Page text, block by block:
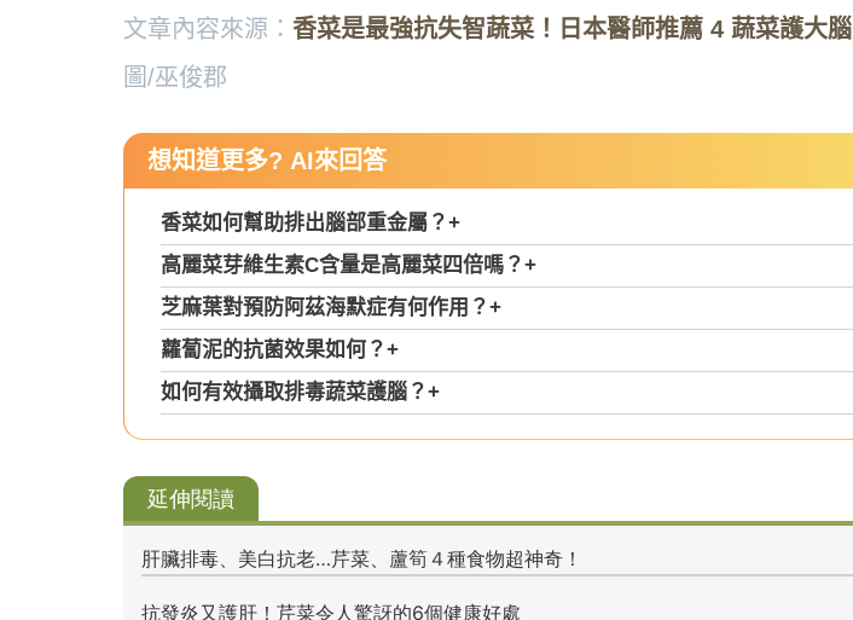
文章內容來源： 香菜是最強抗失智蔬菜！日本醫師推薦 4 蔬菜護大腦
圖/巫俊郡
想知道更多? AI來回答
香菜如何幫助排出腦部重金屬？+
高麗菜芽維生素C含量是高麗菜四倍嗎？+
芝麻葉對預防阿茲海默症有何作用？+
蘿蔔泥的抗菌效果如何？+
如何有效攝取排毒蔬菜護腦？+